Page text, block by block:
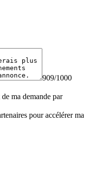
909/1000
ma demande par
pour accélérer ma